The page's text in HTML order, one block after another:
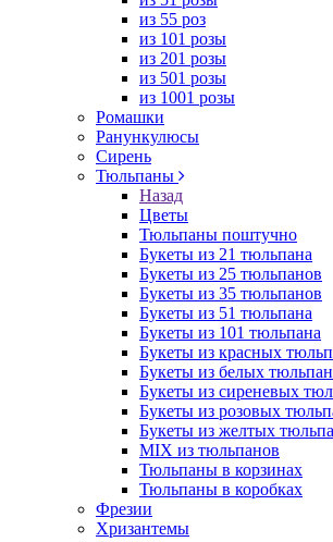
из 55 роз
из 101 розы
из 201 розы
из 501 розы
из 1001 розы
Ромашки
Ранункулюсы
Сирень
Тюльпаны
Назад
Цветы
Тюльпаны поштучно
Букеты из 21 тюльпана
Букеты из 25 тюльпанов
Букеты из 35 тюльпанов
Букеты из 51 тюльпана
Букеты из 101 тюльпана
Букеты из красных
Букеты из белых
Букеты из сиреневых
Букеты из розовых
Букеты из желтых
MIX из тюльпанов
Тюльпаны в корзинах
Тюльпаны в коробках
Фрезии
Хризантемы